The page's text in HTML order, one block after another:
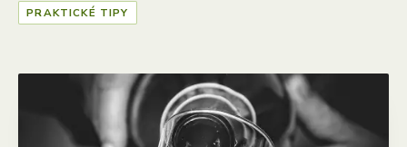
PRAKTICKÉ TIPY